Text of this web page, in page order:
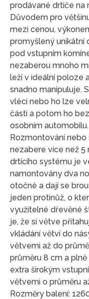
prodávané drtiče na
Důvodem pro
mezi cenou,
promyšlený unikátní
pod vstupním
nezaberou mnoho
leží v ideální poloze
snadno manipuluje.
vléci nebo ho lze
části a potom ho
osobním automobilu.
Rozmontování
nezabere více než 5
drtícího systému je
namontovány dva
otočné a dají se
jeden protinůž, o
využitelné dřevěné
je, že si větve
vkládání větví do
větvemi až do
průměru 8 cm a
extra širokým
větvemi o průměru
Rozměry balení: